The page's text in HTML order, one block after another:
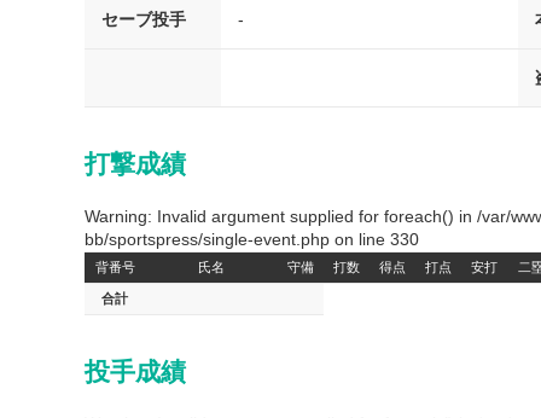
セーブ投手 -
打撃成績
Warning: Invalid argument supplied for foreach() in /var/
bb/sportspress/single-event.php on line 330
背番号 氏名 守備 打数 得点 打点 安打 二
合計
投手成績